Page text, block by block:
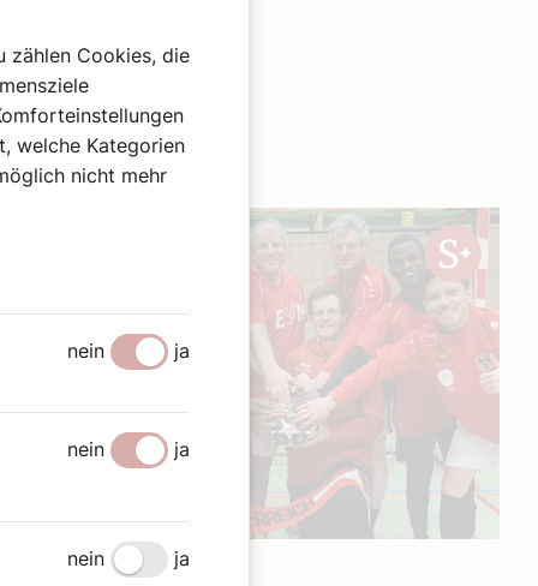
zählen Cookies, die
welche Kategorien
nicht mehr
nein ja
nein
ja
nein ja